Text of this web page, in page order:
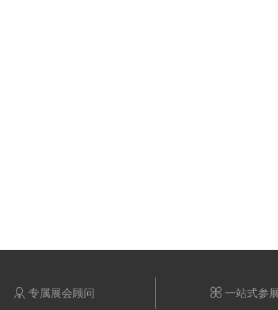
 专属展会顾问  一站式参